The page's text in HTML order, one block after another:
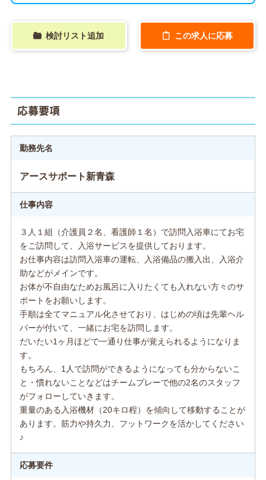
検討リスト追加 この求人に応募
応募要項
勤務先名
アースサポート新青森
仕事内容
３人１組（介護員２名、看護師１名）で訪問入浴車にてお宅
をご訪問して、入浴サービスを提供しております。
お仕事内容は訪問入浴車の運転、入浴備品の搬入出、入浴介
助などがメインです。
お体が不自由なためお風呂に入りたくても入れない方々のサ
ポートをお願いします。
手順は全てマニュアル化させており、はじめの頃は先輩ヘル
パーが付いて、一緒にお宅を訪問します。
だいたい1ヶ月ほどで一通り仕事が覚えられるようになりま
す。
もちろん、1人で訪問ができるようになっても分からないこ
と・慣れないことなどはチームプレーで他の2名のスタッフ
がフォローしていきます。
重量のある入浴機材（20キロ程）を傾向して移動することが
あります。筋力や持久力、フットワークを活かしてください
♪
応募要件